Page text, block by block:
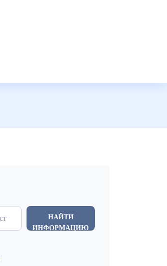
НАЙТИ
ИНФОРМАЦИЮ